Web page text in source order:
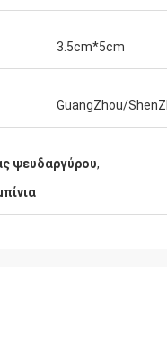
3.5cm*5cm
GuangZhou/
ψευδαργύρου,